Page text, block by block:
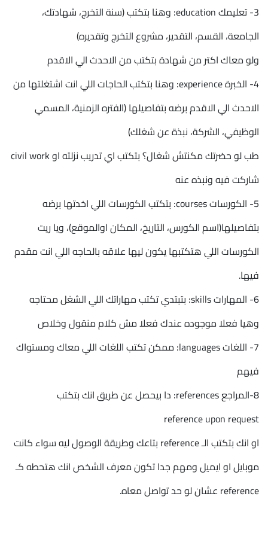
3- تعليمك education: وهنا بتكتب (سنة التخرج، شهادتك،
الجامعة، القسم، التقدير، مشروع التخرج وتقديره)
ولو معاك اكتر من شهادة بتكتب من الاحدث الي الاقدم
4- الخبرة experience: وهنا بتكتب الحاجات اللي انت اشتغلتها من
الاحدث الي الاقدم برضه بتفاصيلها (الفتره الزمنية، المسمي
الوظيفي، الشركة، نبذة عن شغلك)
طب لو حضرتك مكنتش شغال؟ بتكتب اي تدريب نزلته او civil work
شاركت فيه ونبذه عنه
5- الكورسات courses: بتكتب الكورسات اللي اخدتها برضه
بتفاصيلها(اسم الكورس، التاريخ، المكان اوالموقع)، ويا ريت
الكورسات اللي هتكتبها يكون ليها علاقه بالحاجه اللي انت مقدم
فيها.
6- المهارات skills: بتبتدي تكتب مهاراتك اللي الشغل محتاجه
وهيا فعلا موجوده عندك فعلا مش كلام منقول وخلاص
7- اللغات languages: ممكن تكتب اللغات اللي معاك ومستواك
فيهم
8-المراجع references: دا بيحصل عن طريق انك بتكتب
reference upon request
او انك بتكتب الـ reference بتاعك وطريقة الوصول ليه سواء كانت
موبايل او ايميل ومهم جدا تكون معرف الشخص انك هتحطه كـ
reference عشان لو حد تواصل معاه.